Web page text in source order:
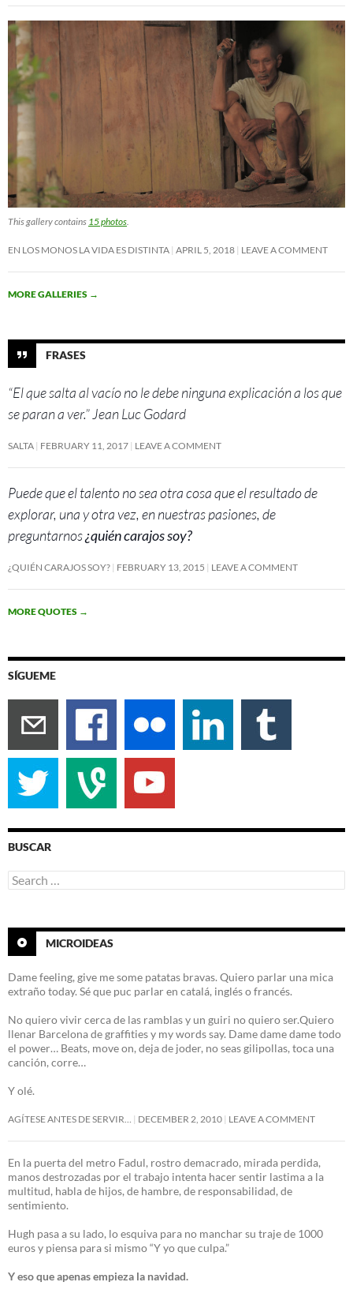
This gallery contains 15 photos
EN LOS MONOS LA VIDA ES DISTINTA APRIL 5, 2018 LEAVE A COMMENT
MORE GALLERIES →
FRASES
“El que salta al vacío no le debe ninguna explicación a los que
se paran a ver.” Jean Luc Godard
SALTA FEBRUARY 11, 2017 LEAVE A COMMENT
Puede que el talento no sea otra cosa que el resultado de
explorar, una y otra vez, en nuestras pasiones, de
preguntarnos¿quién carajos soy?
¿QUIÉN CARAJOS SOY? FEBRUARY 13, 2015 LEAVE A COMMENT
MORE QUOTES →
SÍGUEME
BUSCAR
Search
for:
MICROIDEAS
Dame feeling, give me some patatas bravas. Quiero parlar una mica
extraño today. Sé que puc parlar en catalá, inglés o francés.
No quiero vivir cerca de las ramblas y un guiri no quiero ser.Quiero
llenar Barcelona de graffities y my words say. Dame dame dame todo
el power… Beats, move on, deja de joder, no seas gilipollas, toca una
canción, corre…
Y olé.
AGÍTESE ANTES DE SERVIR… DECEMBER 2, 2010 LEAVE A COMMENT
En la puerta del metro Fadul, rostro demacrado, mirada perdida,
manos destrozadas por el trabajo intenta hacer sentir lastima a la
multitud, habla de hijos, de hambre, de responsabilidad, de
sentimiento.
Hugh pasa a su lado, lo esquiva para no manchar su traje de 1000
euros y piensa para si mismo “Y yo que culpa.”
Y eso que apenas empieza la navidad.